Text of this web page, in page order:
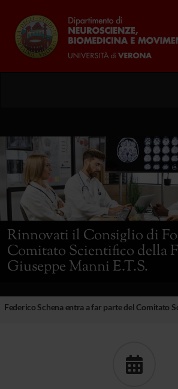
Rinnovati il Consiglio di
Comitato Scientifico della
Giuseppe Manni E.T.S.
Federico Schena entra a far parte del Comitato